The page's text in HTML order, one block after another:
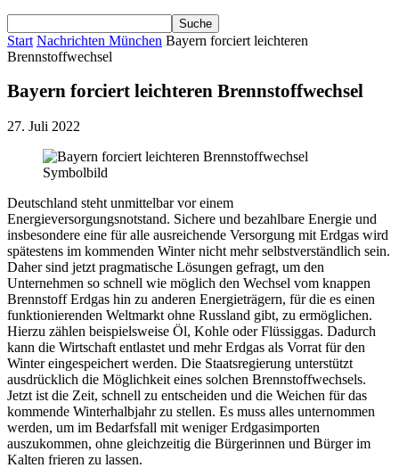
Start Nachrichten München Bayern forciert leichteren
Brennstoffwechsel
Bayern forciert leichteren Brennstoffwechsel
27. Juli 2022
Symbolbild
Deutschland steht unmittelbar vor einem
Energieversorgungsnotstand. Sichere und bezahlbare Energie und
insbesondere eine für alle ausreichende Versorgung mit Erdgas wird
spätestens im kommenden Winter nicht mehr selbstverständlich sein.
Daher sind jetzt pragmatische Lösungen gefragt, um den
Unternehmen so schnell wie möglich den Wechsel vom knappen
Brennstoff Erdgas hin zu anderen Energieträgern, für die es einen
funktionierenden Weltmarkt ohne Russland gibt, zu ermöglichen.
Hierzu zählen beispielsweise Öl, Kohle oder Flüssiggas. Dadurch
kann die Wirtschaft entlastet und mehr Erdgas als Vorrat für den
Winter eingespeichert werden. Die Staatsregierung unterstützt
ausdrücklich die Möglichkeit eines solchen Brennstoffwechsels.
Jetzt ist die Zeit, schnell zu entscheiden und die Weichen für das
kommende Winterhalbjahr zu stellen. Es muss alles unternommen
werden, um im Bedarfsfall mit weniger Erdgasimporten
auszukommen, ohne gleichzeitig die Bürgerinnen und Bürger im
Kalten frieren zu lassen.